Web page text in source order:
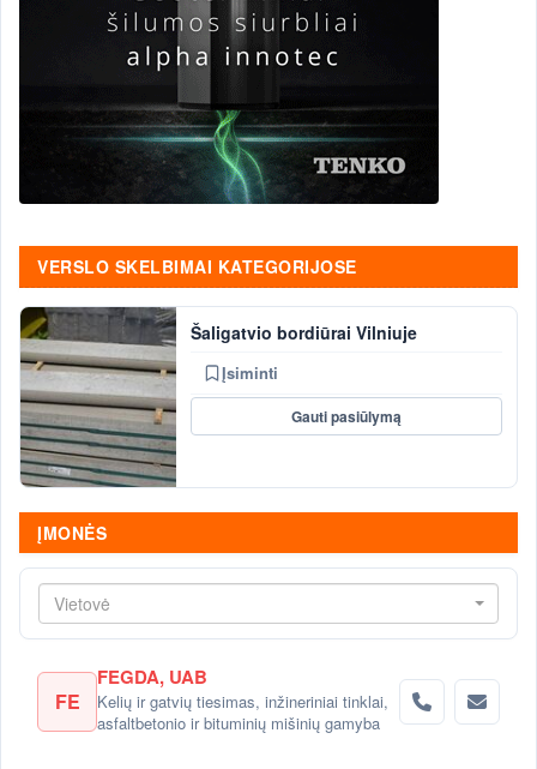
VERSLO SKELBIMAI KATEGORIJOSE
Šaligatvio bordiūrai Vilniuje
Įsiminti
Gauti pasiūlymą
ĮMONĖS
Vietovė
FE
FEGDA, UAB
Kelių ir gatvių tiesimas, inžineriniai tinklai,
asfaltbetonio ir bituminių mišinių gamyba